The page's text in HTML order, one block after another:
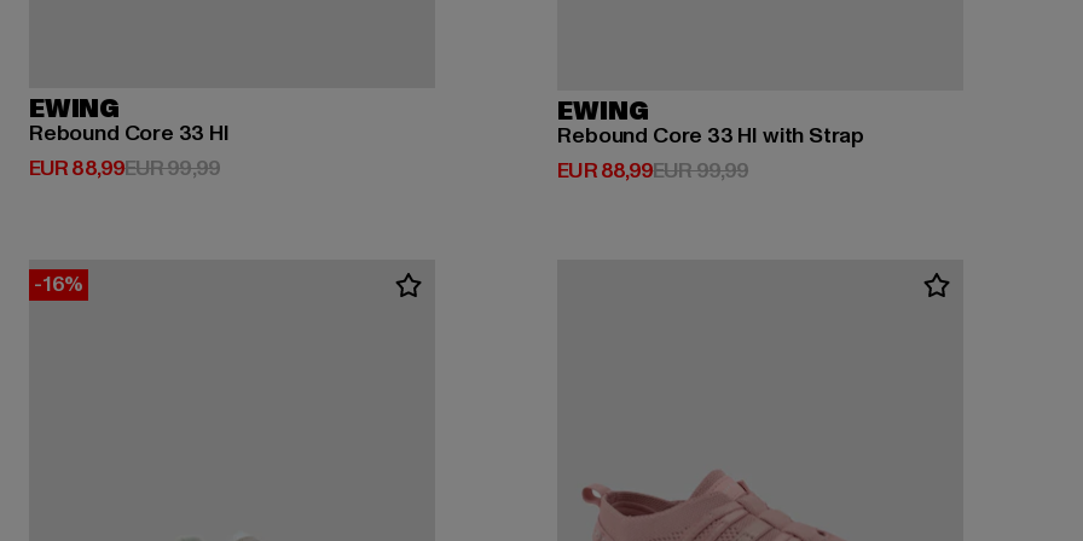
EWING
Rebound Core 33 HI
EUR 88,99
Huidige prijs: EUR 88,99
EUR 99,99Actieprijs: EUR 99,99
EWING
Rebound Core 33 HI with Strap
EUR 88,99
Huidige prijs: EUR 88,99
EUR 99,99Actieprijs: EUR 99,99
-16%